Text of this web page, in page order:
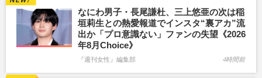
なにわ男子・長尾謙杜、三上悠亜の次は稲
垣莉生との熱愛報道でインスタ“裏アカ”流
出か「プロ意識ない」ファンの失望《2026
年8月Choice》
『週刊女性』編集部 4時間前